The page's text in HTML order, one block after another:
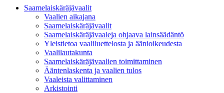
Saamelaiskäräjävaalit
Vaalien aikajana
Saamelaiskäräjävaalit
Saamelaiskäräjävaaleja ohjaava lainsäädäntö
Yleistietoa vaaliluettelosta ja äänioikeudesta
Vaalilautakunta
Saamelaiskäräjävaalien toimittaminen
Ääntenlaskenta ja vaalien tulos
Vaaleista valittaminen
Arkistointi